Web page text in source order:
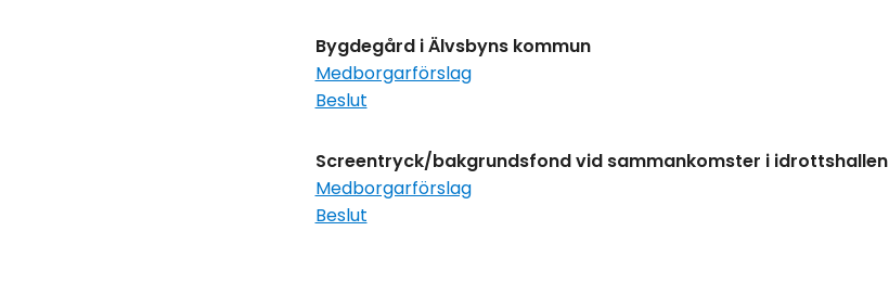
Bygdegård i Älvsbyns kommun
Medborgarförslag
Beslut
Screentryck/bakgrundsfond vid sammankomster i idrottshallen
Medborgarförslag
Beslut